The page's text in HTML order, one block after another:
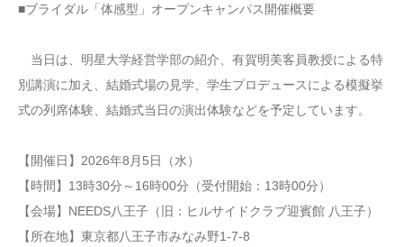
■ブライダル「体感型」オープンキャンパス開催概要
当日は、明星大学経営学部の紹介、有賀明美客員教授による特
別講演に加え、結婚式場の見学、学生プロデュースによる模擬挙
式の列席体験、結婚式当日の演出体験などを予定しています。
【開催日】2026年8月5日（水）
【時間】13時30分～16時00分（受付開始：13時00分）
【会場】NEEDS八王子（旧：ヒルサイドクラブ迎賓館 八王子）
【所在地】東京都八王子市みなみ野1-7-8